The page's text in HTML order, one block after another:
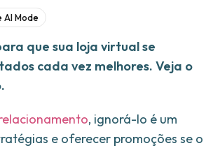
AI Mode
que sua loja virtual se
cada vez melhores. Veja o
, ignorá-lo é um
e oferecer promoções se o